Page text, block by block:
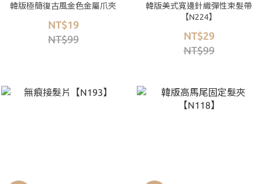
韓版極簡復古風金色金屬爪夾
NT$19
NT$99
韓版美式寬邊針織彈性束髮帶
【N224】
NT$29
NT$99